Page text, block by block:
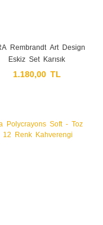
Rembrandt Art Design
Eskiz Set Karışık
Metal Kutu
1.180,00 TL